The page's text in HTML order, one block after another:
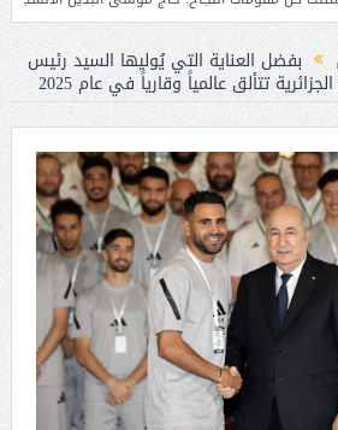
بفضل العناية التي يُوليها السيد رئيس
تتألق عالمياً وقارياً في عام 2025